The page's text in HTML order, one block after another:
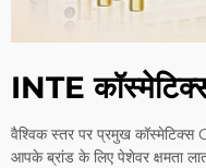
INTE
वैश्विक स्तर पर प्रमुख कॉस्मेटिक्स
आपके ब्रांड के लिए पेशेवर क्षमता